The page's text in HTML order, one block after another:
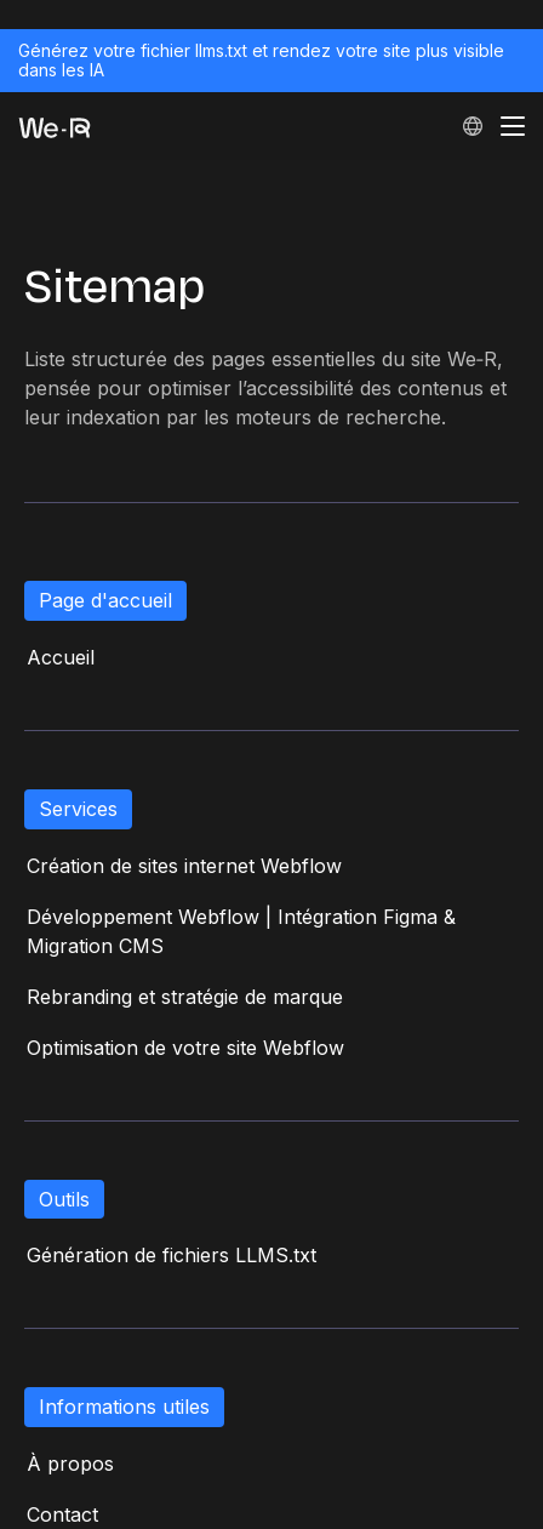
Générez votre fichier llms.txt et rendez votre site plus visible
dans les IA
Sitemap
Liste structurée des pages essentielles du site We‑R,
pensée pour optimiser l’accessibilité des contenus et
leur indexation par les moteurs de recherche.
Page d'accueil
Accueil
Services
Création de sites internet Webflow
Développement Webflow | Intégration Figma &
Migration CMS
Rebranding et stratégie de marque
Optimisation de votre site Webflow
Outils
Génération de fichiers LLMS.txt
Informations utiles
À propos
Contact